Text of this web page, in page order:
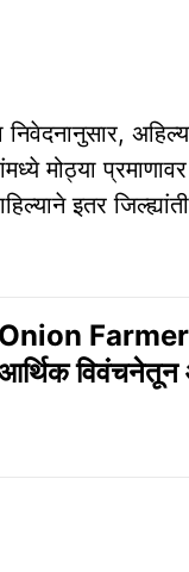
मोठ्या
इतर
Onion Farmer
विवंचनेतून